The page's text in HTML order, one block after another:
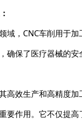
域，CNC车削用于
确保了医疗器械的安
高效生产和高精度
要作用。它不仅提